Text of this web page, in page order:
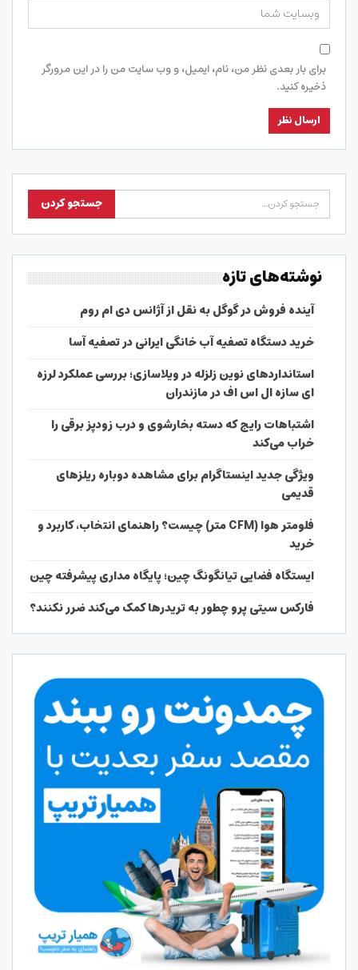
برای بار بعدی نظر من، نام، ایمیل، و وب سایت من را در این مرورگر
ذخیره کنید.
نوشته‌های تازه
آینده فروش در گوگل به نقل از آژانس دی ام روم
خرید دستگاه تصفیه آب خانگی ایرانی در تصفیه آسا
استانداردهای نوین زلزله در ویلاسازی؛ بررسی عملکرد لرزه
ای سازه ال اس اف در مازندران
اشتباهات رایج که دسته بخارشوی و درب زودپز برقی را
خراب می‌کند
ویژگی جدید اینستاگرام برای مشاهده دوباره ریلزهای
قدیمی
فلومتر هوا (CFM متر) چیست؟ راهنمای انتخاب، کاربرد و
خرید
ایستگاه فضایی تیانگونگ چین؛ پایگاه مداری پیشرفته چین
فارکس سیتی پرو چطور به تریدرها کمک می‌کند ضرر نکنند؟